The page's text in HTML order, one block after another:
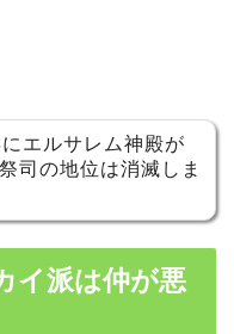
エルサレム神殿が
司の地位は消滅しま
イ派は仲が悪